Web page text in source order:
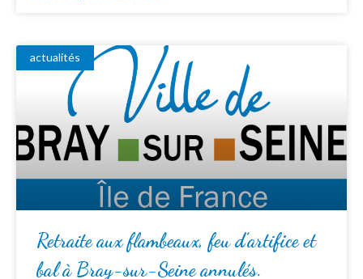
actualités
Retraite aux flambeaux, feu d’artifice et
bal à Bray-sur-Seine annulés.